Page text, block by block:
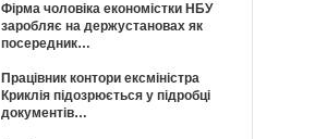
Фірма чоловіка економістки НБУ
заробляє на держустановах як
посередник…
Працівник контори ексміністра
Криклія підозрюється у підробці
документів…